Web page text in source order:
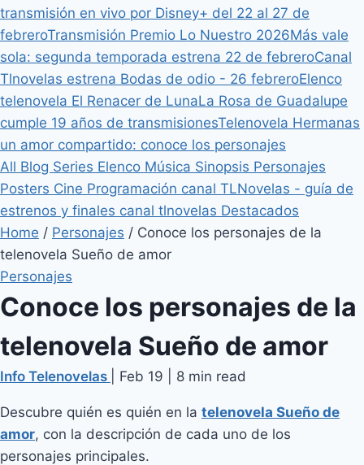
transmisión en vivo por Disney+ del 22 al 27 de
febreroTransmisión Premio Lo Nuestro 2026Más vale
sola: segunda temporada estrena 22 de febreroCanal
Tlnovelas estrena Bodas de odio - 26 febreroElenco
telenovela El Renacer de LunaLa Rosa de Guadalupe
cumple 19 años de transmisionesTelenovela Hermanas
un amor compartido: conoce los personajes
All Blog Series Elenco Música Sinopsis Personajes
Posters Cine Programación canal TLNovelas - guía de
estrenos y finales canal tlnovelas Destacados
Home / Personajes / Conoce los personajes de la
telenovela Sueño de amor
Personajes
Conoce los personajes de la
telenovela Sueño de amor
Info Telenovelas Feb 19 8 min read
Descubre quién es quién en la telenovela Sueño de
amor, con la descripción de cada uno de los
personajes principales.